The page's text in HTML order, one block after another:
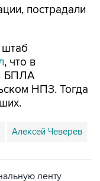
пострадали
штаб
, что в
БПЛА
НПЗ. Тогда
Алексей Чеверев
ленту